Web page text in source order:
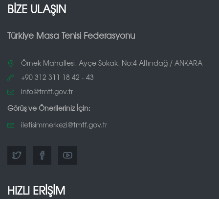
BİZE ULAŞIN
Türkiye Masa Tenisi Federasyonu
Örnek Mahallesi, Ayçe Sokak, No:4 Altındağ / ANKARA
+90 312 311 18 42 - 43
info@tmtf.gov.tr
Görüş ve Önerileriniz İçin:
iletisimmerkezi@tmtf.gov.tr
HIZLI ERİŞİM